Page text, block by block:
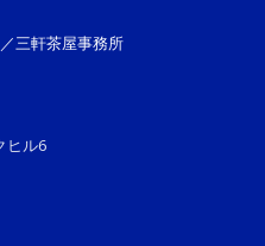
三軒茶屋事務所
ヒル6